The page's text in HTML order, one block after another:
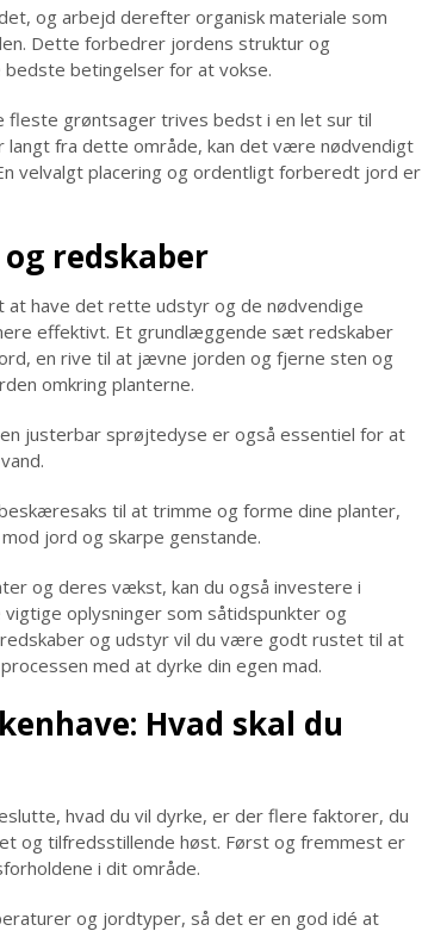
og arbejd derefter organisk materiale som
Dette forbedrer jordens struktur og
betingelser for at vokse.
grøntsager trives bedst i en let sur til
fra dette område, kan det være nødvendigt
velvalgt placering og ordentligt forberedt jord er
redskaber
at have det rette udstyr og de nødvendige
effektivt. Et grundlæggende sæt redskaber
en rive til at jævne jorden og fjerne sten og
omkring planterne.
justerbar sprøjtedyse er også essentiel for at
til at trimme og forme dine planter,
jord og skarpe genstande.
og deres vækst, kan du også investere i
oplysninger som såtidspunkter og
og udstyr vil du være godt rustet til at
med at dyrke din egen mad.
Hvad skal du
hvad du vil dyrke, er der flere faktorer, du
og tilfredsstillende høst. Først og fremmest er
i dit område.
og jordtyper, så det er en god idé at